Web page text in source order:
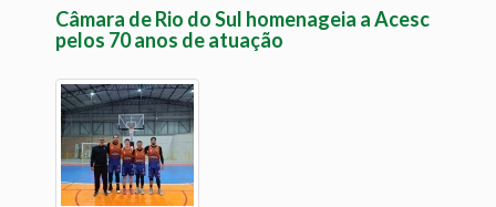
Câmara de Rio do Sul homenageia a Acesc
pelos 70 anos de atuação